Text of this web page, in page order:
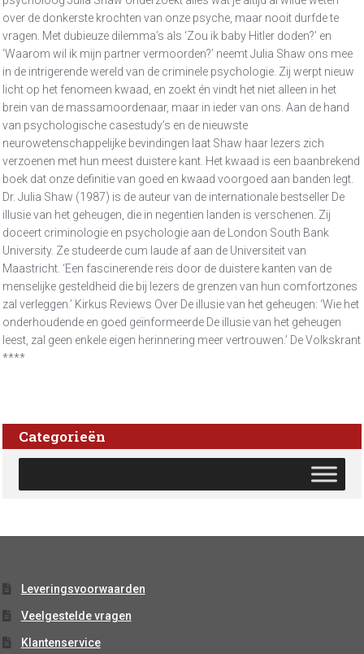
over de donkerste krochten van onze psyche, maar nooit durfde te
vragen. Met dubieuze dilemma’s als ‘Zou ik baby Hitler doden?’ en
‘Waarom wil ik mijn partner vermoorden?’ neemt Julia Shaw ons mee
in de intrigerende wereld van de criminele psychologie. Zij werpt nieuw
licht op het fenomeen kwaad, en zoekt én vindt het niet alleen in het
brein van de massamoordenaar, maar in ieder van ons. Aan de hand
van psychologische casestudy’s en de nieuwste
neurowetenschappelijke bevindingen laat Shaw haar lezers zich
verzoenen met hun meest duistere kant. Het kwaad is een baanbrekend
boek dat onze definitie van goed en kwaad voorgoed aan banden legt.
Dr. Julia Shaw (1987) is de auteur van de internationale bestseller De
illusie van het geheugen, die in negentien landen is verschenen. Zij
doceert criminologie en psychologie aan de London South Bank
University. Ze studeerde cum laude af aan de Universiteit van
Maastricht. ‘Een fascinerende reis door de duistere kanten van de
menselijke gesteldheid die bij lezers de grenzen van hun comfortzones
zal verleggen.’ Kirkus Reviews Over De illusie van het geheugen: ‘Wie het
onderhoudende en goed geïnformeerde De illusie van het geheugen
leest, zal geen enkele eigen herinnering meer vertrouwen.’ De Volkskrant
****
Categorieën
Leveringsvoorwaarden
Veelgestelde vragen
Klantenservice